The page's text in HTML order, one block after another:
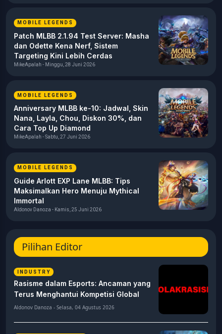
MOBILE LEGENDS
Patch MLBB 2.1.94 Test Server: Masha
dan Odette Kena Nerf, Sistem
Targeting Kini Lebih Cerdas
MikeApalah - Minggu, 28 Juni 2026
MOBILE LEGENDS
Anniversary MLBB ke-10: Jadwal, Skin
Nana, Layla, Chou, Diskon 30%, dan
Cara Top Up Diamond
MikeApalah - Sabtu, 27 Juni 2026
MOBILE LEGENDS
Guide Arlott EXP Lane MLBB: Tips
Maksimalkan Hero Menuju Mythical
Immortal
Aldonov Danoza - Kamis, 25 Juni 2026
Pilihan Editor
INDUSTRY
Rasisme dalam Esports: Ancaman yang
Terus Menghantui Kompetisi Global
Aldonov Danoza - Selasa, 04 Agustus 2026